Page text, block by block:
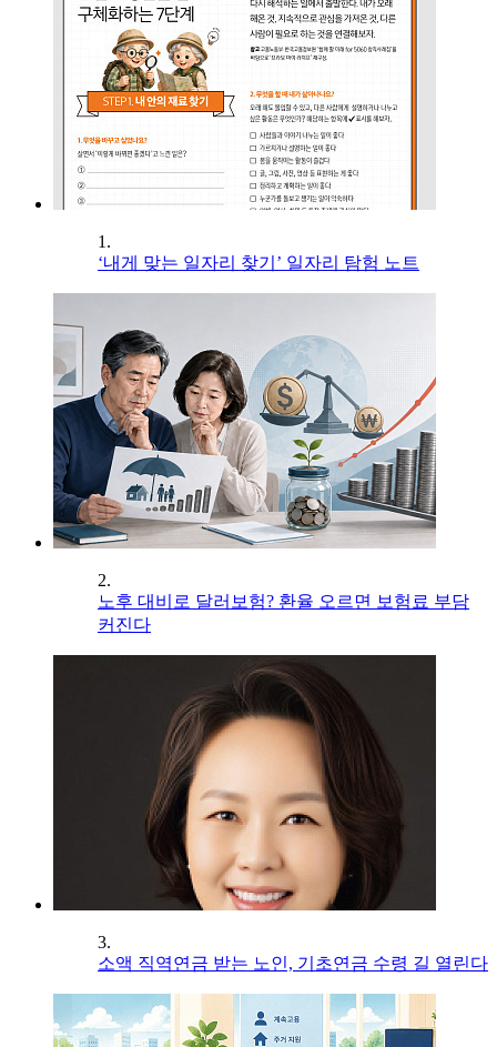
1.
‘내게 맞는 일자리 찾기’ 일자리 탐험 노트
2.
노후 대비로 달러보험? 환율 오르면 보험료 부담
커진다
3.
소액 직역연금 받는 노인, 기초연금 수령 길 열린다